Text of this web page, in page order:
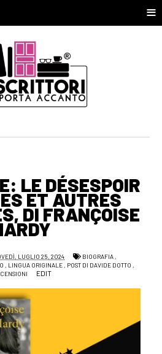
≡
LE DÉSESPOIR
ET AUTRES
DI FRANÇOISE
LUGLIO 25, 2024 BIOGRAFIA ,
, LINGUA ORIGINALE, POST DI DAVIDE DOTTO ,
EDIT